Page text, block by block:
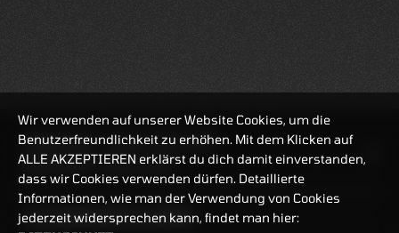
BANKEINSTELLUNGEN
HANDELSZEIT
MO-FR: 7:30-23 UHR
ZERTIFIKATE
8:00-22 UHR
Wir verwenden auf unserer Website Cookies, um die
Benutzerfreundlichkeit zu erhöhen. Mit dem Klicken auf
ALLE AKZEPTIEREN erklärst du dich damit einverstanden,
dass wir Cookies verwenden dürfen. Detaillierte
Informationen, wie man der Verwendung von Cookies
jederzeit widersprechen kann, findet man hier: